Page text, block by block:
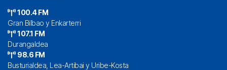
100.4 FM
Gran Bilbao y Enkarterri
107.1 FM
Durangaldea
98.6 FM
Busturialdea, Lea-Artibai y Uribe-Kosta